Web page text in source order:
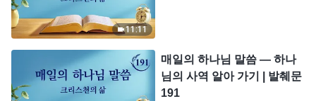
11:11
매일의 하나님 말씀 ― 하나
님의 사역 알아 가기 | 발췌문
191